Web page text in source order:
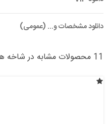
دانلود مشخصات و... (عمومی)
11 محصولات مشابه در شاخه های مختلف: